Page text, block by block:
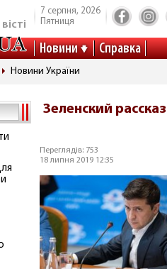
7 серпня, 2026
Пятниця
Новини Справка
Новини України
Зеленский
Переглядів: 753
18 липня 2019 12:35